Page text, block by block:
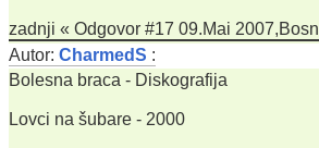
zadnji « Odgovor #17 09.Mai
Autor: CharmedS :
Bolesna braca - Diskografija
Lovci na šubare - 2000